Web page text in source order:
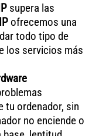
supera las
ofrecemos una
todo tipo de
los servicios más
tu ordenador, sin
no enciende o